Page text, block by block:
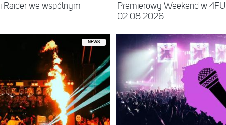
Raider we wspólnym
Premierowy Weekend w
02.08.2026
NEWS